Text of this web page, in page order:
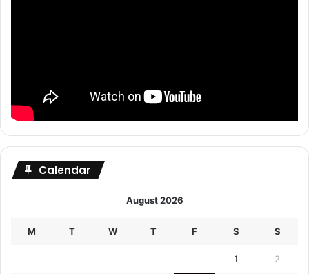
Calendar
August 2026
M T W T F S S
1 2